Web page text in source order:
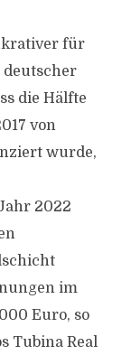
für
deutscher
die Hälfte
von
wurde,
2022
im
Euro, so
Tubina Real